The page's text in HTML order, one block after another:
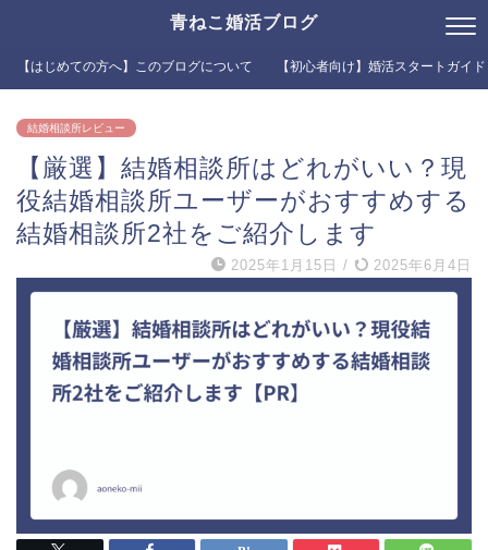
青ねこ婚活ブログ
【はじめての方へ】このブログについて 【初心者向け】婚活スタートガイ
結婚相談所レビュー
【厳選】結婚相談所はどれがいい？現
役結婚相談所ユーザーがおすすめする
結婚相談所2社をご紹介します
2025年1月15日 / 2025年6月4日